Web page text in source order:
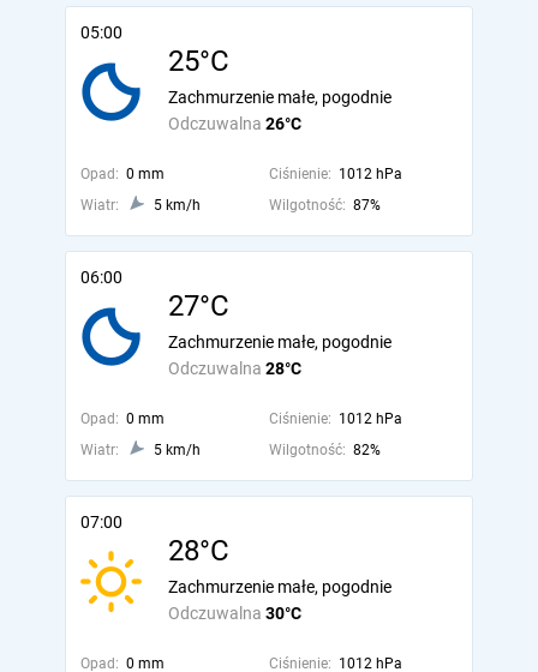
05:00
25°C
Odczuwalna 26°C
Zachmurzenie małe, pogodnie
Opad: 0 mm Ciśnienie: 1012 hPa
Wiatr:
5 km/h Wilgotność: 87%
06:00
27°C
Odczuwalna 28°C
Zachmurzenie małe, pogodnie
Opad: 0 mm Ciśnienie: 1012 hPa
Wiatr:
5 km/h Wilgotność: 82%
07:00
28°C
Odczuwalna 30°C
Zachmurzenie małe, pogodnie
Opad: 0 mm Ciśnienie: 1012 hPa